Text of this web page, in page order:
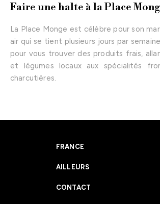
Faire une halte à la Place
La Place Monge est célèbre pour son
air qui se tient plusieurs jours par
pour vous trouver des produits frais,
et légumes locaux aux spécialités
charcutières.
FRANCE
AILLEURS
CONTACT